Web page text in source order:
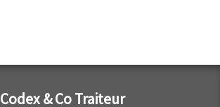
Codex & Co Traiteur